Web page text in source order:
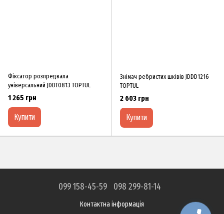
Фіксатор розпредвала
універсальний JDDT0813 TOPTUL
1 265 грн
Купити
Знімач ребристих шківів JDDD1216
TOPTUL
2 603 грн
Купити
099 158-45-59 098 299-81-14
Контактна інформація